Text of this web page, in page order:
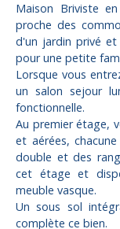
Maison Briviste
proche des
d'un jardin privé et
pour une petite
Lorsque vous
un salon sejour
fonctionnelle.
Au premier étage,
et aérées,
double et des
cet étage et
meuble vasque.
Un sous sol
complète ce bien.